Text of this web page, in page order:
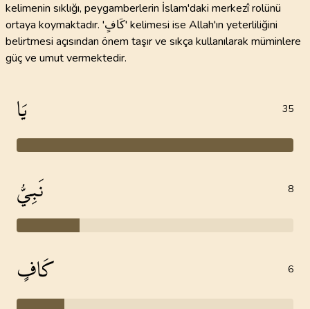
kelimenin sıklığı, peygamberlerin İslam'daki merkezî rolünü
ortaya koymaktadır. 'كَافٍ' kelimesi ise Allah'ın yeterliliğini
belirtmesi açısından önem taşır ve sıkça kullanılarak müminlere
güç ve umut vermektedir.
يَا 35
نَبِيُّ 8
كَافٍ 6